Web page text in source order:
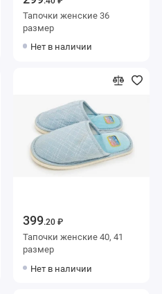
Тапочки женские 36
размер
Нет в наличии
399.20 ₽
Тапочки женские 40, 41
размер
Нет в наличии